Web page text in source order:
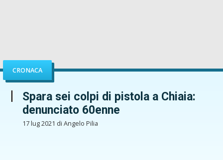
CRONACA
Spara sei colpi di pistola a Chiaia:
denunciato 60enne
17 lug 2021 di Angelo Pilia